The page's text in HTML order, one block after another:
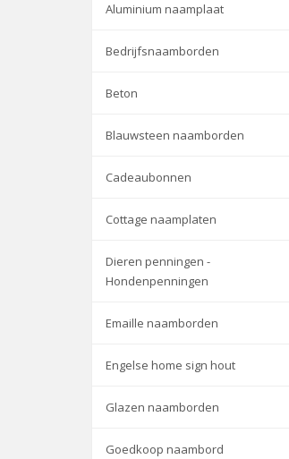
Aluminium naamplaat
Bedrijfsnaamborden
Beton
Blauwsteen naamborden
Cadeaubonnen
Cottage naamplaten
Dieren penningen -
Hondenpenningen
Emaille naamborden
Engelse home sign hout
Glazen naamborden
Goedkoop naambord